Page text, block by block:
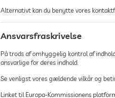
Alternativt kan du benytte vores
Ansvarsfraskrivelse
På trods af omhyggelig kontrol af
ansvarlige for deres indhold.
Se venligst vores gældende vilkår og
Linket til Europa-Kommissionens